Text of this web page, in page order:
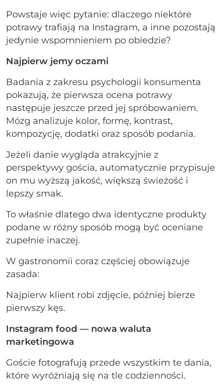
Powstaje więc pytanie: dlaczego niektóre
potrawy trafiają na Instagram, a inne pozostają
jedynie wspomnieniem po obiedzie?
Najpierw jemy oczami
Badania z zakresu psychologii konsumenta
pokazują, że pierwsza ocena potrawy
następuje jeszcze przed jej spróbowaniem.
Mózg analizuje kolor, formę, kontrast,
kompozycję, dodatki oraz sposób podania.
Jeżeli danie wygląda atrakcyjnie z
perspektywy gościa, automatycznie przypisuje
on mu wyższą jakość, większą świeżość i
lepszy smak.
To właśnie dlatego dwa identyczne produkty
podane w różny sposób mogą być oceniane
zupełnie inaczej.
W gastronomii coraz częściej obowiązuje
zasada:
Najpierw klient robi zdjęcie, później bierze
pierwszy kęs.
Instagram food — nowa waluta
marketingowa
Goście fotografują przede wszystkim te dania,
które wyróżniają się na tle codzienności.